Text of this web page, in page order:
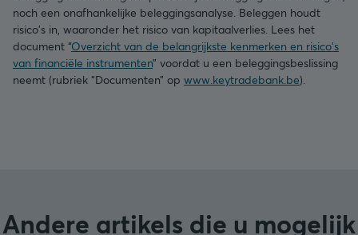
noch een onafhankelijke beleggingsanalyse. Beleggen houdt
risico's in, waaronder het risico van kapitaalverlies. Lees het
document “Overzicht van de belangrijkste kenmerken en risico's
van financiële instrumenten” voordat u een beleggingsbeslissing
neemt (rubriek “Documenten” op www.keytradebank.be).
Andere artikels die u mogelijk